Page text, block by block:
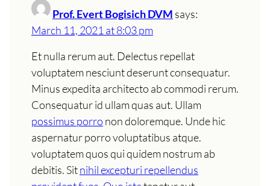
Prof. Evert Bogisich DVM says:
March 11, 2021 at 8:03 pm
Et nulla rerum aut. Delectus repellat
voluptatem nesciunt deserunt consequatur.
Minus expedita architecto ab commodi rerum.
Consequatur id ullam quas aut. Ullam
possimus porro non doloremque. Unde hic
aspernatur porro voluptatibus atque.
voluptatem quos qui quidem nostrum ab
debitis. Sitnihil excepturi repellendus